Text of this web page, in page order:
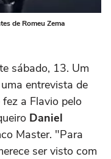
de Romeu Zema
sábado, 13. Um
entrevista de
a Flavio pelo
Daniel
Master. "Para
ser visto com